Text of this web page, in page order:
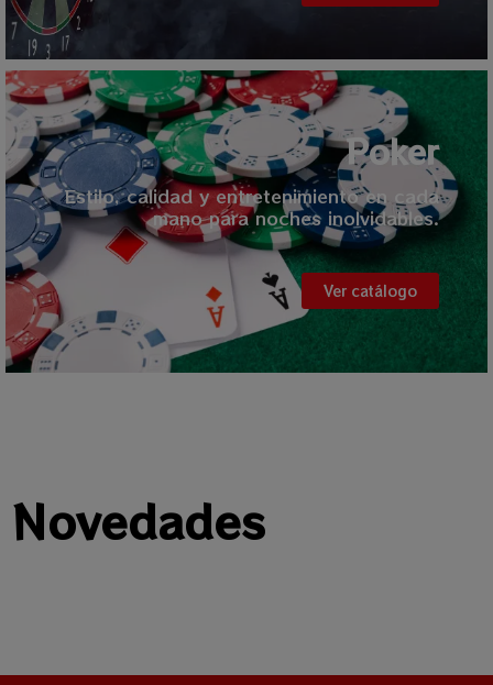
Poker
Estilo, calidad y entretenimiento en cada
mano para noches inolvidables.
Ver catálogo
Novedades